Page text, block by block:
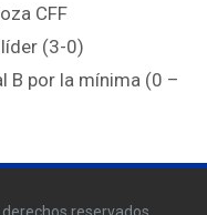
CFF
(3-0)
B por la mínima (0 –